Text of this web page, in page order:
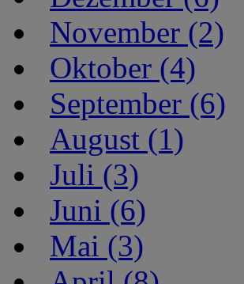
November (2)
Oktober (4)
September (6)
August (1)
Juli (3)
Juni (6)
Mai (3)